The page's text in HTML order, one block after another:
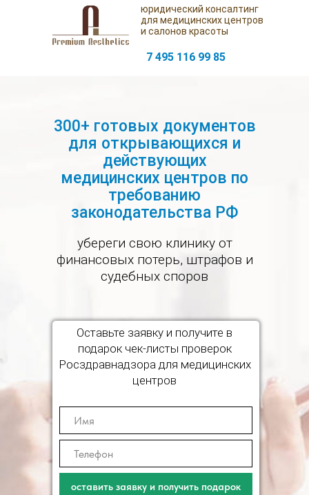
7 495 116 99 85
консалтинг
Разрабатываем
готовые формы
документов для
медцентров для
открытия и ведения
деятельности на
территории РФ.
юридический консалтинг
для медицинских центров
и салонов красоты
г. Москва
300+ готовых документов
для открывающихся и
действующих
медицинских центров по
требованию
законодательства РФ
убереги свою клинику от
финансовых потерь, штрафов и
судебных споров
оставить заявку и получить подарок
Оставьте заявку и получите в
подарок чек-листы проверок
Росздравнадзора для медицинских
центров